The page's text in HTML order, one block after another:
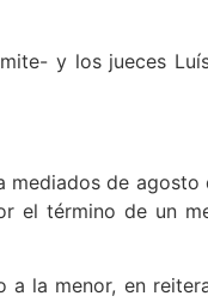
y los jueces
de agosto
el término de un
a la menor, en